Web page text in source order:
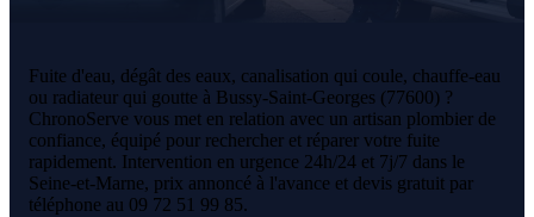
Fuite d'eau, dégât des eaux, canalisation qui coule, chauffe-eau
ou radiateur qui goutte à Bussy-Saint-Georges (77600) ?
ChronoServe vous met en relation avec un artisan plombier de
confiance, équipé pour rechercher et réparer votre fuite
rapidement. Intervention en urgence 24h/24 et 7j/7 dans le
Seine-et-Marne, prix annoncé à l'avance et devis gratuit par
téléphone au 09 72 51 99 85.